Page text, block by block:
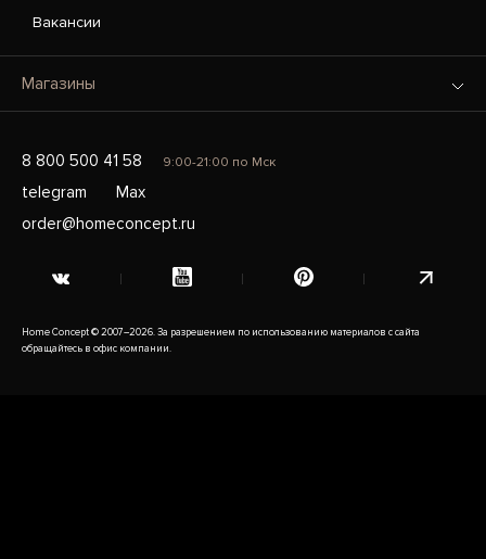
Вакансии
Магазины
8 800 500 41 58 9:00-21:00 по Мск
telegram
Max
order@homeconcept.ru
Home Concept © 2007–2026. За разрешением по использованию материалов с сайта
обращайтесь в офис компании.